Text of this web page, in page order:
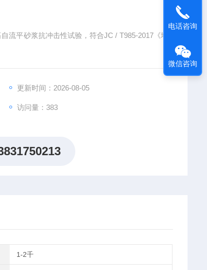
流平砂浆抗冲击性试验，符合JC / T985-2017《地
更新时间：2026-08-05
访问量：383
1-2千
电话咨询
微信咨询